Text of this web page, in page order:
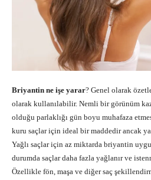
Briyantin ne işe yarar? Genel olarak
olarak kullanılabilir. Nemli bir görünüm
olduğu parlaklığı gün boyu muhafaza
kuru saçlar için ideal bir maddedir ancak
Yağlı saçlar için az miktarda briyantin
durumda saçlar daha fazla yağlanır ve
Özellikle fön, maşa ve diğer saç